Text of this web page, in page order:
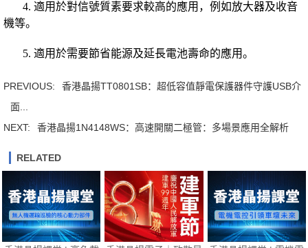
4. 適用於對信號質素要求較高的應用，例如放大器及收音
機等。
5. 適用於需要節省能源及延長電池壽命的應用。
PREVIOUS:
香港晶揚TT0801SB：超低容值靜電保護器件守護USB介
面...
NEXT:
香港晶揚1N4148WS：高速開關二極管：多場景應用全解析
RELATED